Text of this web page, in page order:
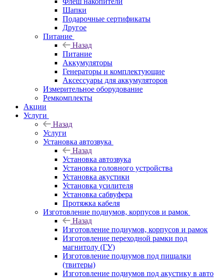
Шапки
Подарочные сертификаты
Другое
Питание
Назад
Питание
Аккумуляторы
Генераторы и комплектующие
Аксессуары для аккумуляторов
Измерительное оборудование
Ремкомплекты
Акции
Услуги
Назад
Услуги
Установка автозвука
Назад
Установка автозвука
Установка головного устройства
Установка акустики
Установка усилителя
Установка сабвуфера
Протяжка кабеля
Изготовление подиумов, корпусов и рамок
Назад
Изготовление подиумов, корпусов и рамок
Изготовление переходной рамки под
магнитолу (ГУ)
Изготовление подиумов под пищалки
(твитеры)
Изготовление подиумов под акустику в авто